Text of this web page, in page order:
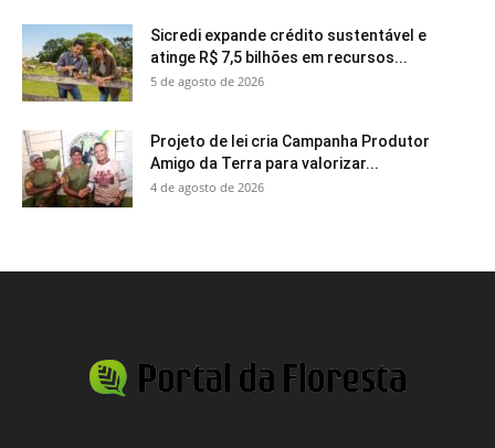
Sicredi expande crédito sustentável e
atinge R$ 7,5 bilhões em recursos...
5 de agosto de 2026
Projeto de lei cria Campanha Produtor
Amigo da Terra para valorizar...
4 de agosto de 2026